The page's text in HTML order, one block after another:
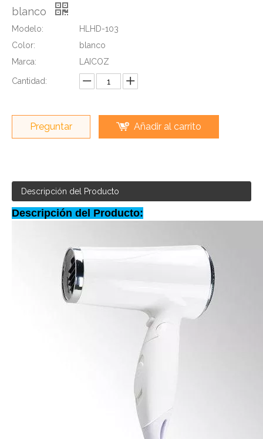
blanco
Modelo:
HLHD-103
Color:
blanco
Marca:
LAICOZ
Cantidad:
Preguntar Añadir al carrito
Descripción del Producto
Descripción del Producto: